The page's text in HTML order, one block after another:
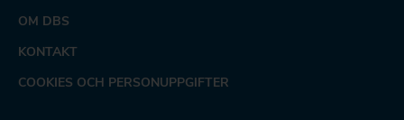
OM DBS
KONTAKT
COOKIES OCH PERSONUPPGIFTER